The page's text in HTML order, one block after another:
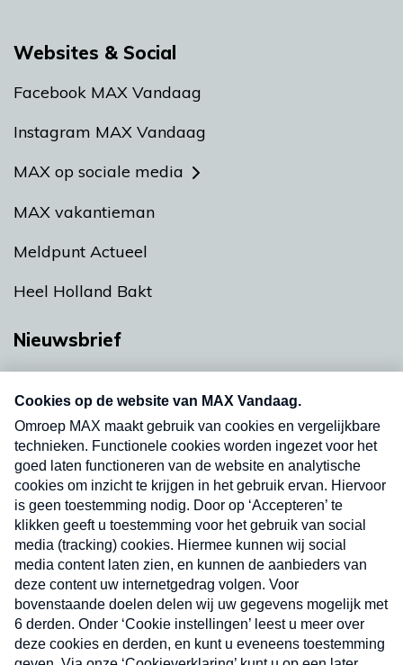
Websites & Social
Facebook MAX Vandaag
Instagram MAX Vandaag
MAX op sociale media
MAX vakantieman
Meldpunt Actueel
Heel Holland Bakt
Nieuwsbrief
nieuwsbrief. Elke vrijdag- en dinsdagochtend in
uw mailbox.
Verzend
Nieuwsbrief